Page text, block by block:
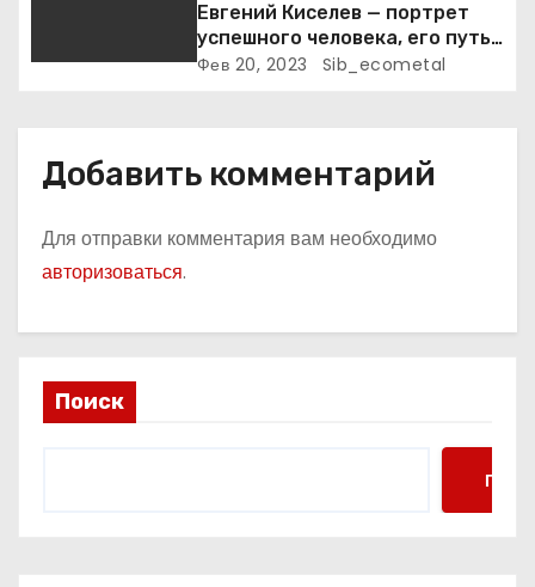
Евгений Киселев — портрет
успешного человека, его путь
к славе и личное счастье
Фев 20, 2023 Sib_ecometal
Добавить комментарий
Для отправки комментария вам необходимо
авторизоваться.
Поиск
Поиск